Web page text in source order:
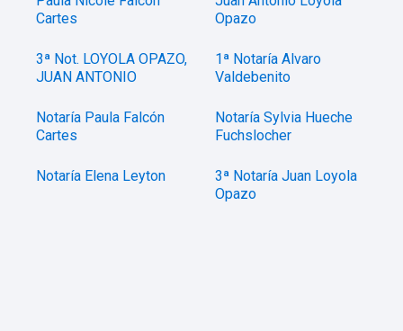
Cartes
Opazo
3ª Not. LOYOLA OPAZO,
JUAN ANTONIO
1ª Notaría Alvaro
Valdebenito
Notaría Paula Falcón
Cartes
Notaría Sylvia Hueche
Fuchslocher
Notaría Elena Leyton
3ª Notaría Juan Loyola
Opazo